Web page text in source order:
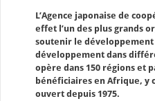
L’Agence japonaise de
effet l’un des plus grands
soutenir le développement
développement dans
opère dans 150 régions et
bénéficiaires en Afrique, y
ouvert depuis 1975.